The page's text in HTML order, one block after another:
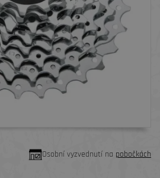
Osobní vyzvednutí na pobočkách